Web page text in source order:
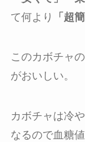
て何より
「超
このカボチャ
がおいしい。
カボチャは冷
なるので血糖